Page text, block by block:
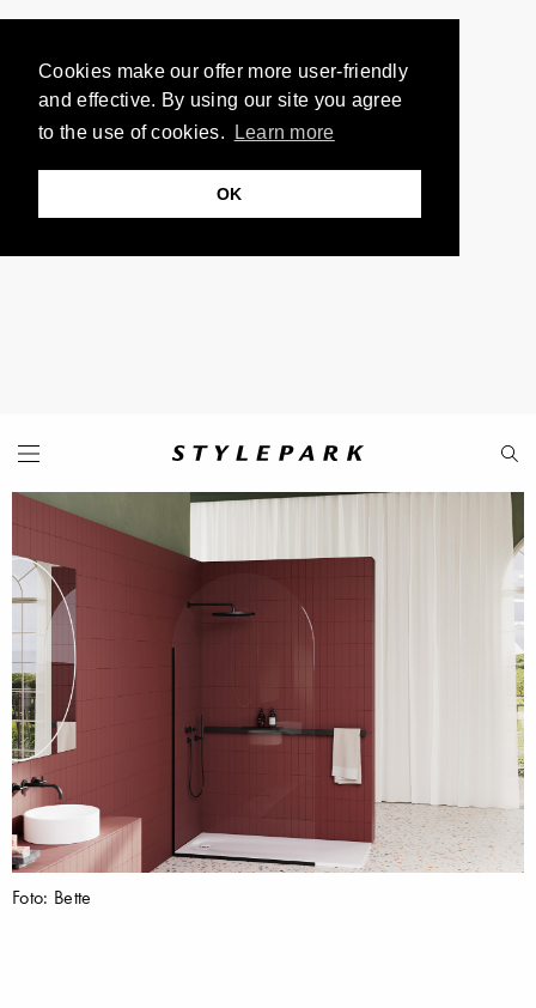
Cookies make our offer more user-friendly
and effective. By using our site you agree
to the use of cookies.
Learn more
OK
Foto: Bette